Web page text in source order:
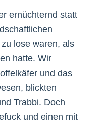
ernüchternd statt
lose waren, als
hatte. Wir
und das
blickten
Trabbi. Doch
und einen mit